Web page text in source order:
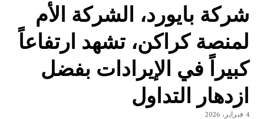
شركة بايورد، الشركة الأم
لمنصة كراكن، تشهد ارتفاعاً
كبيراً في الإيرادات بفضل
ازدهار التداول
4 فبراير، 2026